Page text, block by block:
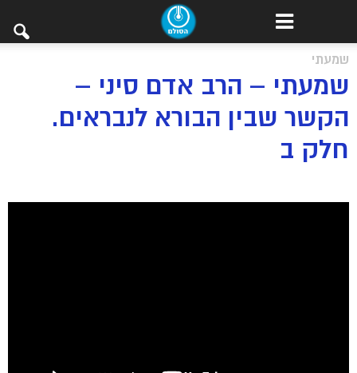
שמעתי
שמעתי – הרב אדם סיני –
הקשר שבין הבורא לנבראים.
חלק ב